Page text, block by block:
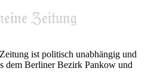
ist politisch unabhängig und
dem Berliner Bezirk Pankow und